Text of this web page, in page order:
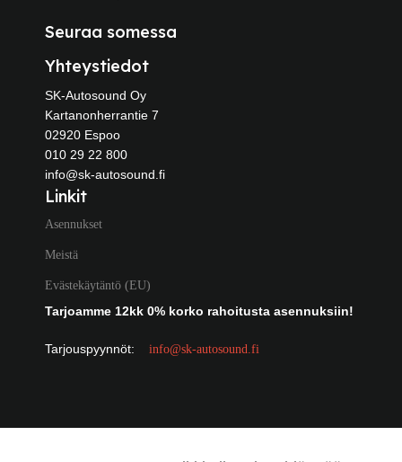
Seuraa somessa
Yhteystiedot
SK-Autosound Oy
Kartanonherrantie 7
02920 Espoo
010 29 22 800
info@sk-autosound.fi
Linkit
Asennukset
Meistä
Evästekäytäntö (EU)
Tarjoamme 12kk 0% korko rahoitusta asennuksiin!
Tarjouspyynnöt: info@sk-autosound.fi